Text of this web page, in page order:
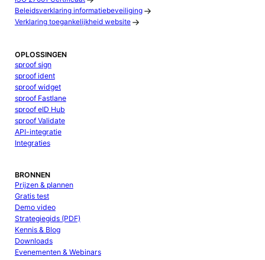
Beleidsverklaring informatiebeveiliging
Verklaring toegankelijkheid website
OPLOSSINGEN
sproof sign
sproof ident
sproof widget
sproof Fastlane
sproof eID Hub
sproof Validate
API-integratie
Integraties
BRONNEN
Prijzen & plannen
Gratis test
Demo video
Strategiegids (PDF)
Kennis & Blog
Downloads
Evenementen & Webinars